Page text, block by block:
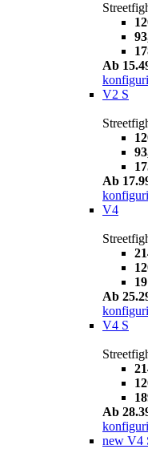
Ab
V2 S
Ab
V4
Ab
V4 S
Ab
new V4